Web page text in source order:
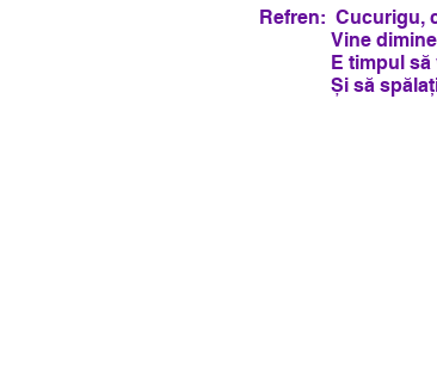
Refren: Cucurigu,
Vine
E timpul să
Și să spălați